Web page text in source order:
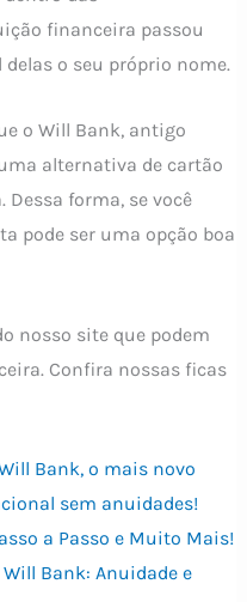
financeira passou
o seu próprio nome.
o Will Bank, antigo
alternativa de cartão
forma, se você
pode ser uma opção boa
nosso site que podem
Confira nossas ficas
Bank, o mais novo
sem anuidades!
a Passo e Muito Mais!
Bank: Anuidade e